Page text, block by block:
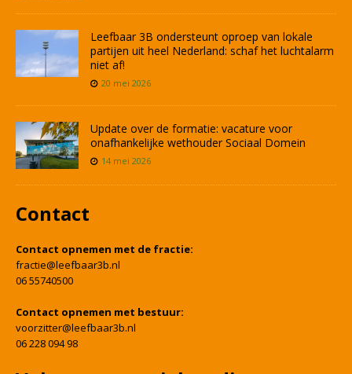
Leefbaar 3B ondersteunt oproep van lokale
partijen uit heel Nederland: schaf het luchtalarm
niet af!
20 mei 2026
Update over de formatie: vacature voor
onafhankelijke wethouder Sociaal Domein
14 mei 2026
Contact
Contact opnemen met de fractie:
fractie@leefbaar3b.nl
06 55740500
Contact opnemen met bestuur:
voorzitter@leefbaar3b.nl
06 228 094 98